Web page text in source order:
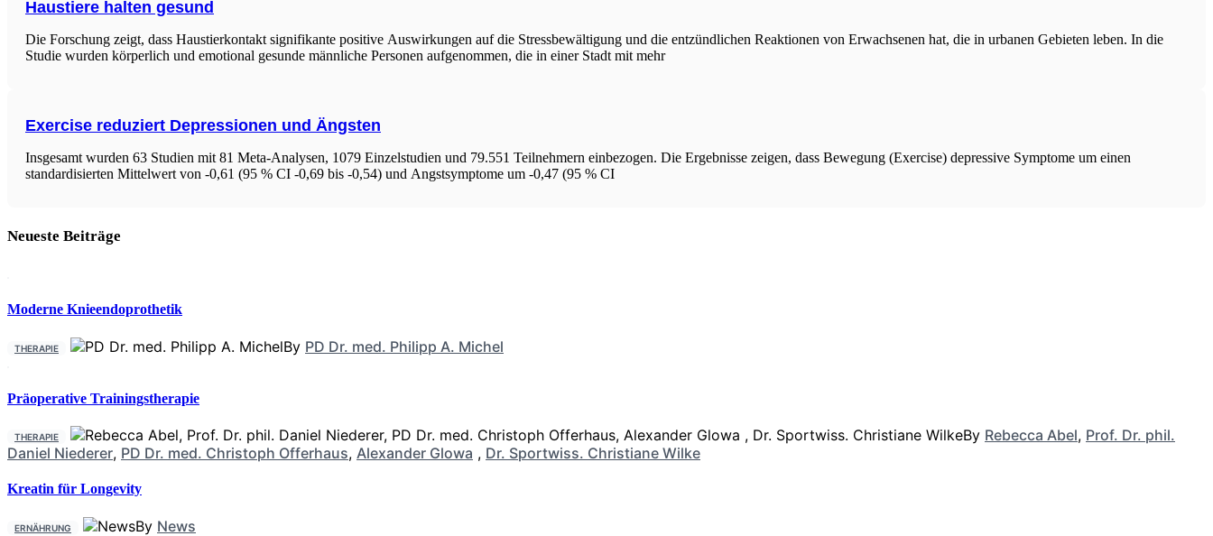
Haustiere halten gesund
Die Forschung zeigt, dass Haustierkontakt signifikante positive Auswirkungen auf die Stressbewältigung und die entzündlichen Reaktionen von Erwachsenen hat, die in urbanen Gebieten leben. In die
Studie wurden körperlich und emotional gesunde männliche Personen aufgenommen, die in einer Stadt mit mehr
Exercise reduziert Depressionen und Ängsten
Insgesamt wurden 63 Studien mit 81 Meta-Analysen, 1079 Einzelstudien und 79.551 Teilnehmern einbezogen. Die Ergebnisse zeigen, dass Bewegung (Exercise) depressive Symptome um einen
standardisierten Mittelwert von -0,61 (95 % CI -0,69 bis -0,54) und Angstsymptome um -0,47 (95 % CI
Neueste Beiträge
Moderne Knieendoprothetik
THERAPIE By PD Dr. med. Philipp A. Michel
Präoperative Trainingstherapie
THERAPIE By Rebecca Abel, Prof. Dr. phil.
Daniel Niederer, PD Dr. med. Christoph Offerhaus, Alexander Glowa , Dr. Sportwiss. Christiane Wilke
Kreatin für Longevity
ERNÄHRUNG By News